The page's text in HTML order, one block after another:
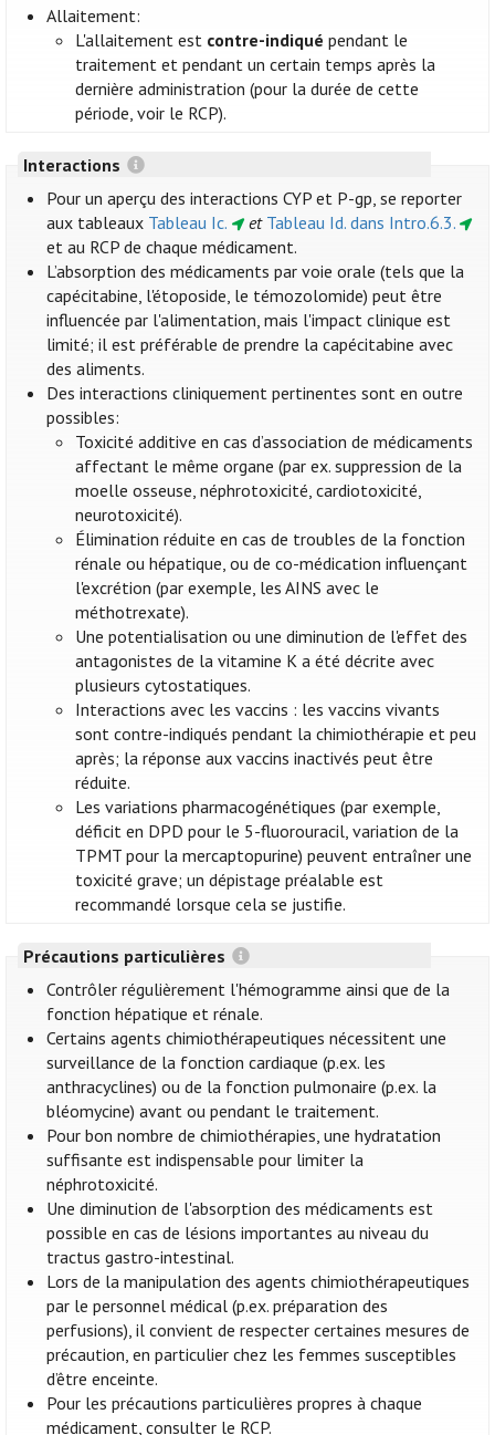
Allaitement:
L'allaitement est contre-indiqué pendant le
traitement et pendant un certain temps après la
dernière administration (pour la durée de cette
période, voir le RCP).
Interactions
Pour un aperçu des interactions CYP et P-gp, se reporter
aux tableaux Tableau Ic. et Tableau Id. dans Intro.6.3.
et au RCP de chaque médicament.
L’absorption des médicaments par voie orale (tels que la
capécitabine, l'étoposide, le témozolomide) peut être
influencée par l'alimentation, mais l'impact clinique est
limité; il est préférable de prendre la capécitabine avec
des aliments.
Des interactions cliniquement pertinentes sont en outre
possibles:
Toxicité additive en cas d’association de médicaments
affectant le même organe (par ex. suppression de la
moelle osseuse, néphrotoxicité, cardiotoxicité,
neurotoxicité).
Élimination réduite en cas de troubles de la fonction
rénale ou hépatique, ou de co-médication influençant
l'excrétion (par exemple, les AINS avec le
méthotrexate).
Une potentialisation ou une diminution de l'effet des
antagonistes de la vitamine K a été décrite avec
plusieurs cytostatiques.
Interactions avec les vaccins : les vaccins vivants
sont contre-indiqués pendant la chimiothérapie et peu
après; la réponse aux vaccins inactivés peut être
réduite.
Les variations pharmacogénétiques (par exemple,
déficit en DPD pour le 5-fluorouracil, variation de la
TPMT pour la mercaptopurine) peuvent entraîner une
toxicité grave; un dépistage préalable est
recommandé lorsque cela se justifie.
Précautions particulières
Contrôler régulièrement l'hémogramme ainsi que de la
fonction hépatique et rénale.
Certains agents chimiothérapeutiques nécessitent une
surveillance de la fonction cardiaque (p.ex. les
anthracyclines) ou de la fonction pulmonaire (p.ex. la
bléomycine) avant ou pendant le traitement.
Pour bon nombre de chimiothérapies, une hydratation
suffisante est indispensable pour limiter la
néphrotoxicité.
Une diminution de l'absorption des médicaments est
possible en cas de lésions importantes au niveau du
tractus gastro-intestinal.
Lors de la manipulation des agents chimiothérapeutiques
par le personnel médical (p.ex. préparation des
perfusions), il convient de respecter certaines mesures de
précaution, en particulier chez les femmes susceptibles
d’être enceinte.
Pour les précautions particulières propres à chaque
médicament, consulter le RCP.